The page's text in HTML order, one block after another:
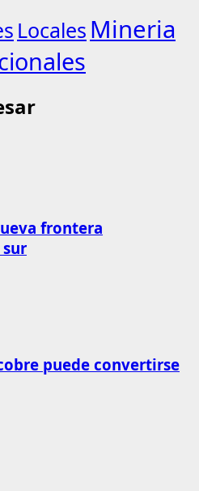
Locales Mineria
frontera
puede convertirse